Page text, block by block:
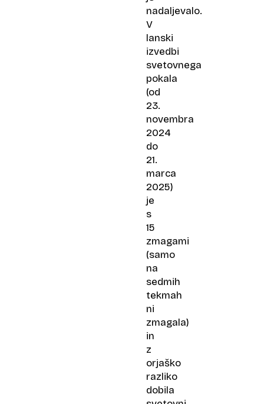
nadaljevalo.
V
lanski
izvedbi
svetovnega
pokala
(od
23.
novembra
2024
do
21.
marca
2025)
je
s
15
zmagami
(samo
na
sedmih
tekmah
ni
zmagala)
in
z
orjaško
razliko
dobila